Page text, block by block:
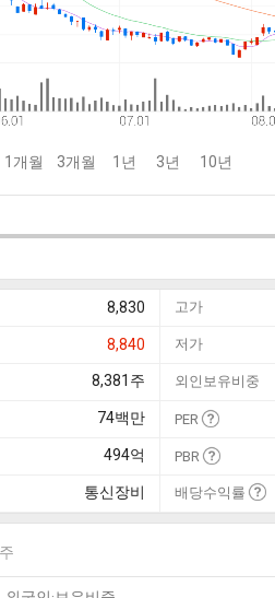
1개월 3개월 1년 3년 10년
8,830 고가
8,840 저가
8,381 주 외인보유비중
74백만 PER
494억 PBR
통신장비 배당수익률